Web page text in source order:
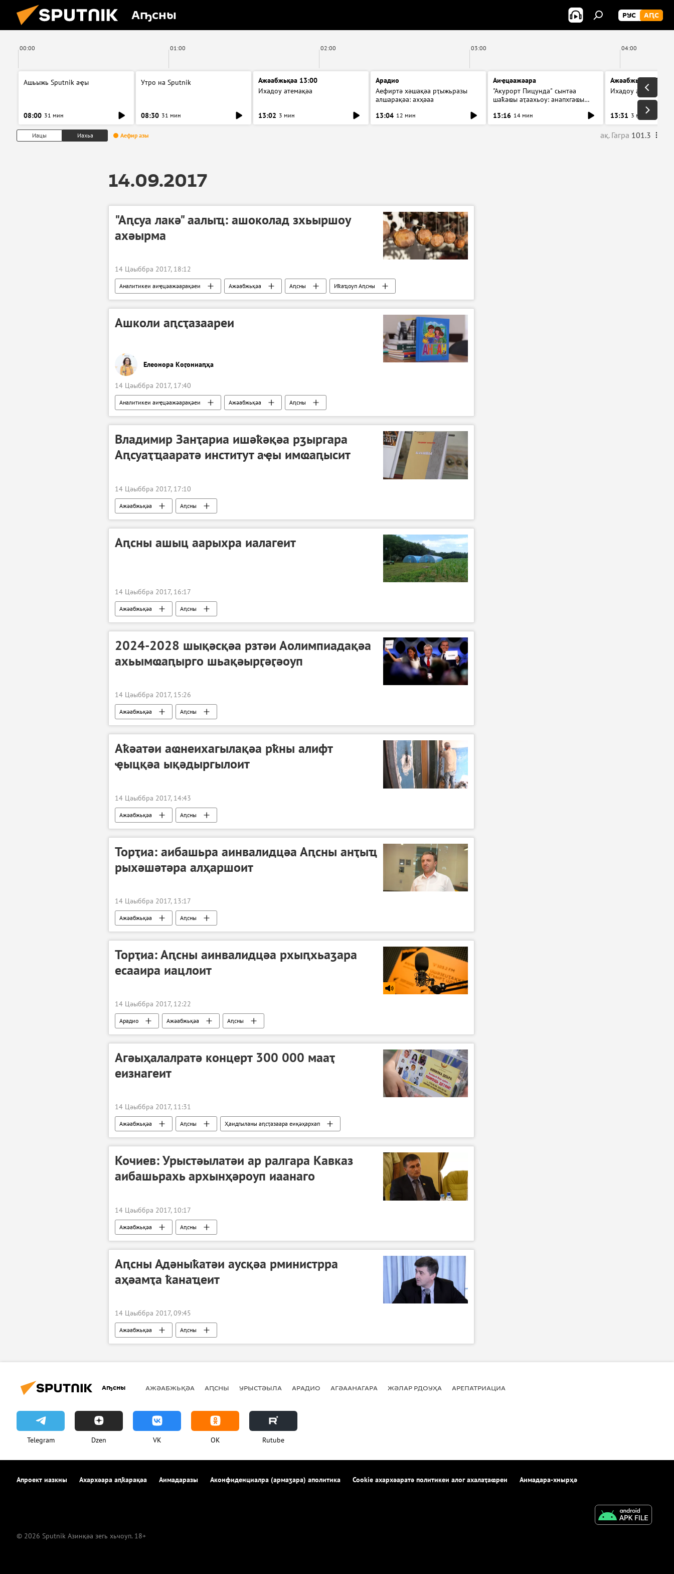
Аҧсны РУС АԤС
00:00 01:00 02:00 03:00 04:00
Ашьыжь Sputnik аҿы
08:00 31 мин
Утро на Sputnik
08:30 31 мин
Ажәабжьқәа 13:00
Ихадоу атемақәа
13:02 3 мин
Арадио
Аефиртә хәшақәа рҭыжьразы
алшарақәа: ахҳәаа
13:04 12 мин
Аиҿцәажәара
"Акурорт Пицунда" сынтәа
шаҟаҩы аҭаахьоу: анапхгаҩы
13:16 14 мин
Ажәабжьқәа 13:30
Ихадоу атемақәа
13:31 3 мин
Иацы Иахьа Аефир азы ақ. Гагра 101.3
14.09.2017
"Аԥсуа лакә" аалыҵ: ашоколад зхьыршоу
ахәырма
14 Цәыббра 2017, 18:12
Аналитикеи аиҿцәажәарақәеи Ажәабжьқәа Аԥсны Иҟаҵоуп Аԥсны
Ашколи аԥсҭазаареи
Елеонора Коӷониаԥҳа
14 Цәыббра 2017, 17:40
Аналитикеи аиҿцәажәарақәеи Ажәабжьқәа Аԥсны
Владимир Занҭариа ишәҟәқәа рӡыргара
Аԥсуаҭҵааратә институт аҿы имҩаԥысит
14 Цәыббра 2017, 17:10
Ажәабжьқәа Аԥсны
Аԥсны ашыц аарыхра иалагеит
14 Цәыббра 2017, 16:17
Ажәабжьқәа Аԥсны
2024-2028 шықәсқәа рзтәи Аолимпиадақәа
ахьымҩаԥырго шьақәырӷәӷәоуп
14 Цәыббра 2017, 15:26
Ажәабжьқәа Аԥсны
Аҟәатәи аҩнеихагылақәа рҟны алифт
ҿыцқәа ықәдыргылоит
14 Цәыббра 2017, 14:43
Ажәабжьқәа Аԥсны
Торҭиа: аибашьра аинвалидцәа Аԥсны анҭыҵ
рыхәшәтәра алҳаршоит
14 Цәыббра 2017, 13:17
Ажәабжьқәа Аԥсны
Торҭиа: Аԥсны аинвалидцәа рхыԥхьаӡара
есааира иацлоит
14 Цәыббра 2017, 12:22
Арадио Ажәабжьқәа Аԥсны
Агәыҳалалратә концерт 300 000 мааҭ
еизнагеит
14 Цәыббра 2017, 11:31
Ажәабжьқәа Аԥсны Ҳаидгыланы аԥсҭазаара еиқәҳархап
Кочиев: Урыстәылатәи ар ралгара Кавказ
аибашьрахь архынҳәроуп иаанаго
14 Цәыббра 2017, 10:17
Ажәабжьқәа
Аԥсны
Вашингтон ахәамҭа: Аԥсни Аахыҵ Уаԥстәылеи Урыстәылатәи ар рылгатәуп
Аԥсны Адәныҟатәи аусқәа рминистрра
аҳәамҭа ҟанаҵеит
14 Цәыббра 2017, 09:45
Ажәабжьқәа
Аԥсны
Вашингтон ахәамҭа: Аԥсни Аахыҵ Уаԥстәылеи Урыстәылатәи ар рылгатәуп
Аҧсны АЖӘАБЖЬҚӘА АԤСНЫ УРЫСТӘЫЛА АРАДИО АГӘААНАГАРА ЖӘЛАР РДОУҲА АРЕПАТРИАЦИА
Telegram Dzen VK OK Rutube
Апроект иазкны Ахархәара аԥҟарақәа Аимадаразы Аконфиденциалра (армаӡара) аполитика Cookie ахархәаратә политикеи алог ахалаҭаҩреи Аимадара-хнырҳә
© 2026 Sputnik Азинқәа зегь хьчоуп. 18+